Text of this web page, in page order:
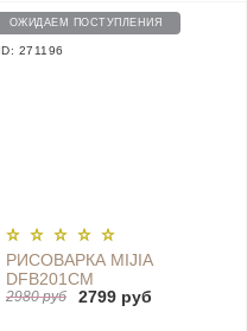
ОЖИДАЕМ ПОСТУПЛЕНИЯ
ID: 271196
РИСОВАРКА MIJIA
DFB201CM
2980 руб 2799 руб